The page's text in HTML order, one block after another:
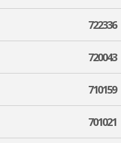
722336
720043
710159
701021